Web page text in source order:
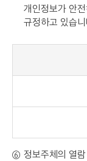
개인정보가 안
규정하고 있습
⑥ 정보주체의 열